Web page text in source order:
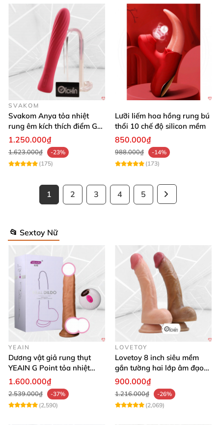
SVAKOM
Svakom Anya tỏa nhiệt
rung êm kích thích điểm G
silicon Mỹ cao cấp an toàn
1.250.000₫
1.623.000₫
-23%
(175)
Lưỡi liếm hoa hồng rung bú
thổi 10 chế độ silicon mềm
850.000₫
988.000₫
-14%
(173)
1 2 3 4 5
📂 Sextoy Nữ
YEAIN
Dương vật giả rung thụt
YEAIN G Point tỏa nhiệt
điều khiển từ xa
1.600.000₫
2.539.000₫
-37%
(2,590)
LOVETOY
Lovetoy 8 inch siêu mềm
gắn tường hai lớp âm đạo
giả chuẩn y tế
900.000₫
1.216.000₫
-26%
(2,069)